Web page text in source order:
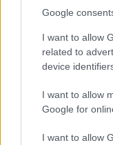
Google
I want to allow
related to
device
I want to allow
Google for
I want to allow
Καρφιά Νέντοβιτς
περισσότερο
επιστρέψω»
Eρυθρός Αστέρας: